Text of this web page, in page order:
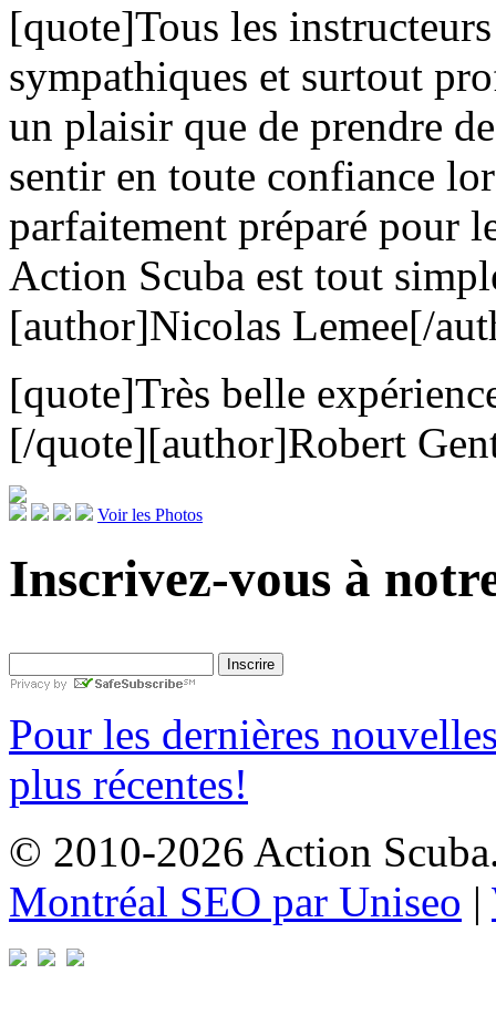
[quote]Tous les
sympathiques et surtout
un plaisir que de prendre
sentir en toute confiance
parfaitement préparé pour
Action Scuba est tout
[author]Nicolas Lemee[/
[quote]Très belle
[/quote][author]Robert
Voir les Photos
Inscrivez-vous à
Pour les dernières
plus récentes!
© 2010-2026 Action
Montréal SEO par Uniseo |